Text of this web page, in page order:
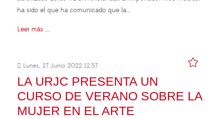
ha sido el que ha comunicado que la…
Leer más ...
Lunes, 27 Junio 2022 12:57
LA URJC PRESENTA UN
CURSO DE VERANO SOBRE LA
MUJER EN EL ARTE